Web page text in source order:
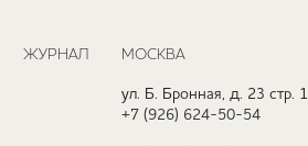
ЖУРНАЛ МОСКВА
ул. Б. Бронная, д. 23 стр. 1
+7 (926) 624-50-54